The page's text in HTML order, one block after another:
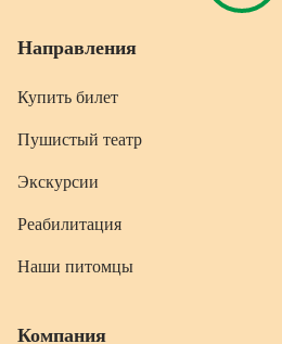
Направления
Купить билет
Пушистый театр
Экскурсии
Реабилитация
Наши питомцы
Компания